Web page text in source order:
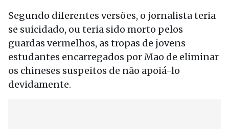
Segundo diferentes versões, o jornalista teria
se suicidado, ou teria sido morto pelos
guardas vermelhos, as tropas de jovens
estudantes encarregados por Mao de eliminar
os chineses suspeitos de não apoiá-lo
devidamente.